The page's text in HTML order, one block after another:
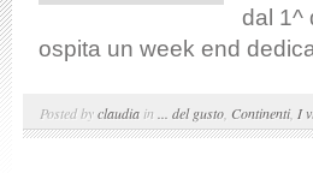
dal 1^
ospita un week end
Posted byclaudia in ... del gusto Continenti, I